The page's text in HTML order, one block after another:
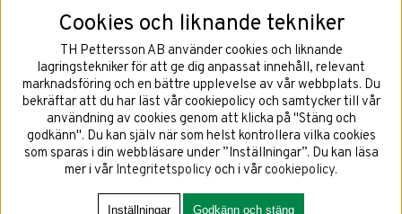
©2026Copyright TH Pettersson AB
Cookies och liknande tekniker
TH Pettersson AB använder cookies och liknande
lagringstekniker för att ge dig anpassat innehåll, relevant
marknadsföring och en bättre upplevelse av vår webbplats. Du
bekräftar att du har läst vår cookiepolicy och samtycker till vår
användning av cookies genom att klicka på "Stäng och
godkänn". Du kan själv när som helst kontrollera vilka cookies
som sparas i din webbläsare under ”Inställningar”. Du kan läsa
mer i vår Integritetspolicy och i vår cookiepolicy.
Inställningar Godkänn och stäng